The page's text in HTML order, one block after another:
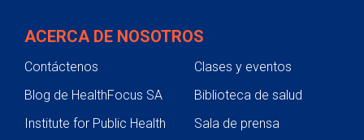
ACERCA DE NOSOTROS
Contáctenos
Clases y eventos
Blog de HealthFocus SA
Biblioteca de salud
Institute for Public Health
Sala de prensa